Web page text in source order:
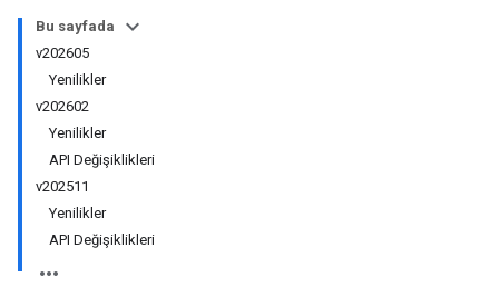
Bu sayfada
v202605
Yenilikler
v202602
Yenilikler
API Değişiklikleri
v202511
Yenilikler
API Değişiklikleri